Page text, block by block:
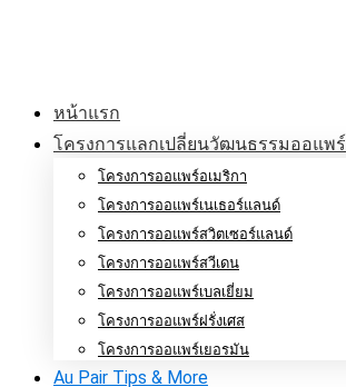
หน้าแรก
โครงการแลกเปลี่ยนวัฒนธรรมออแพร์
โครงการออแพร์อเมริกา
โครงการออแพร์เนเธอร์แลนด์
โครงการออแพร์สวิตเซอร์แลนด์
โครงการออแพร์สวีเดน
โครงการออแพร์เบลเยี่ยม
โครงการออแพร์ฝรั่งเศส
โครงการออแพร์เยอรมัน
Au Pair Tips & More